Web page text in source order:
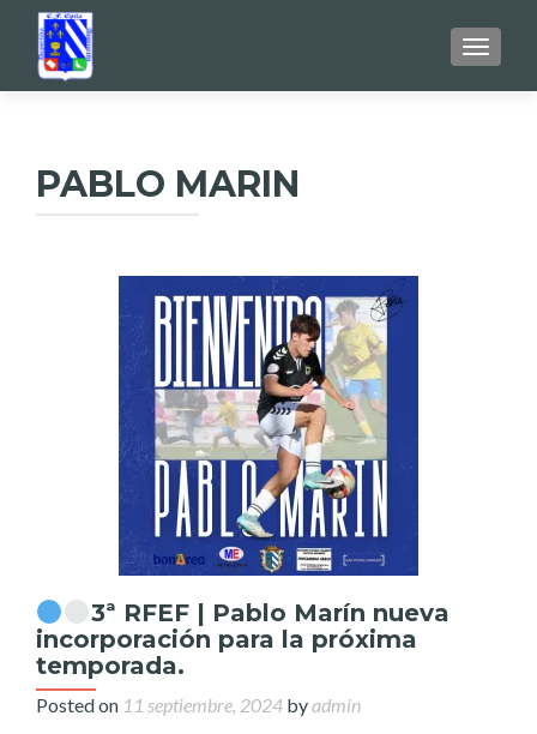
PABLO MARIN
3ª RFEF | Pablo Marín nueva
incorporación para la próxima
temporada.
Posted on 11 septiembre, 2024 byadmin